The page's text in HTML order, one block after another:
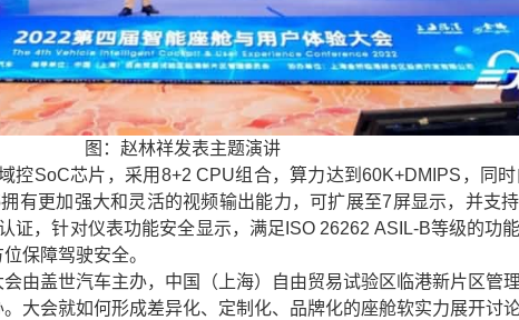
图：赵林祥发表主题演讲
控SoC芯片，采用8+2 CPU组合，算力达到60K+DMIPS，同时
有更加强大和灵活的视频输出能力，可扩展至7屏显示，并支
证，针对仪表功能安全显示，满足ISO 26262 ASIL-B等级的功
保障驾驶安全。
由盖世汽车主办，中国（上海）自由贸易试验区临港新片区管
大会就如何形成差异化、定制化、品牌化的座舱软实力展开讨